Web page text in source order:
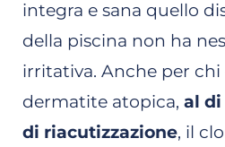
integra e sana quello
della piscina non ha
irritativa. Anche per chi
dermatite atopica, al
di riacutizzazione, il